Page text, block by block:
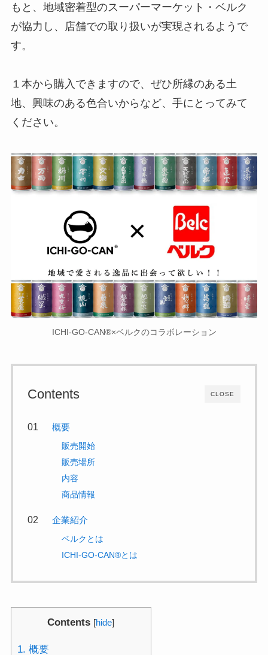
もと、地域密着型のスーパーマーケット・ベルク
が協力し、店舗での取り扱いが実現されるようで
す。
１本から購入できますので、ぜひ所縁のある土
地、興味のある色合いからなど、手にとってみて
ください。
ICHI-GO-CAN®×ベルクのコラボレーション
CLOSE
Contents
概要
販売開始
販売場所
内容
商品情報
企業紹介
ベルクとは
ICHI-GO-CAN®とは
Contents [hide]
1. 概要